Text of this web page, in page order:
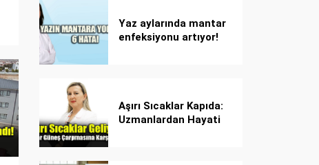
Yaz aylarında mantar
enfeksiyonu artıyor!
Aşırı Sıcaklar Kapıda:
Uzmanlardan Hayati